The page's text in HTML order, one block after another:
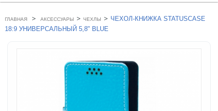
ГЛАВНАЯ > АКСЕССУАРЫ > ЧЕХЛЫ > ЧЕХОЛ-КНИЖКА STATUSCASE
18:9 УНИВЕРСАЛЬНЫЙ 5,8" BLUE